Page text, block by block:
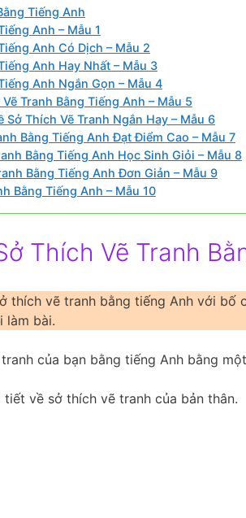
Tiếng Anh
Anh – Mẫu 1
Anh Có Dịch – Mẫu 2
Anh Hay Nhất – Mẫu 3
Anh Ngắn Gọn – Mẫu 4
Tranh Bằng Tiếng Anh – Mẫu 5
Thích Vẽ Tranh Ngắn Hay – Mẫu 6
Bằng Tiếng Anh Đạt Điểm Cao – Mẫu 7
Bằng Tiếng Anh Học Sinh Giỏi – Mẫu 8
Bằng Tiếng Anh Đơn Giản – Mẫu 9
Bằng Tiếng Anh – Mẫu 10
Thích Vẽ Tranh
thích vẽ tranh bằng tiếng Anh với bố
làm bài.
của bạn bằng tiếng Anh bằng
về sở thích vẽ tranh của bản thân.